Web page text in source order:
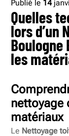
Publié le 14
Quelles
lors d’un
les
nettoyage
matériaux
Le Nettoyage